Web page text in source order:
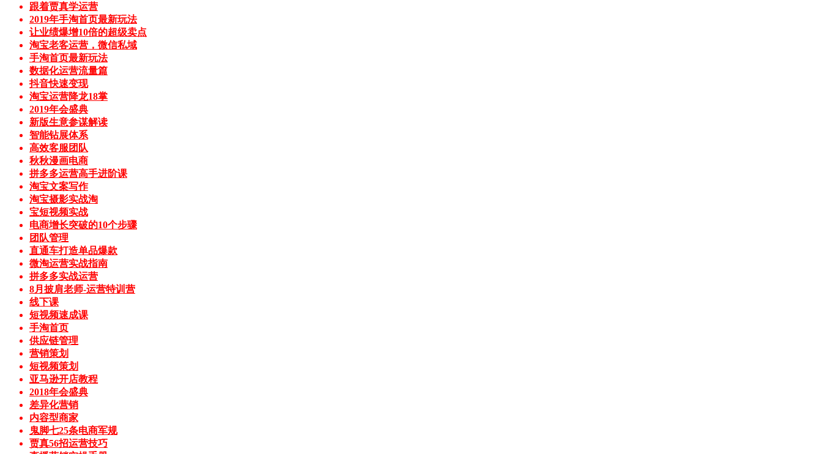
跟着贾真学运营
2019年手淘首页最新玩法
让业绩爆增10倍的超级卖点
淘宝老客运营，微信私域
手淘首页最新玩法
数据化运营流量篇
抖音快速变现
淘宝运营降龙18掌
2019年会盛典
新版生意参谋解读
智能钻展体系
高效客服团队
秋秋漫画电商
拼多多运营高手进阶课
淘宝文案写作
淘宝摄影实战淘
宝短视频实战
电商增长突破的10个步骤
团队管理
直通车打造单品爆款
微淘运营实战指南
拼多多实战运营
8月披肩老师-运营特训营
线下课
短视频速成课
手淘首页
供应链管理
营销策划
短视频策划
亚马逊开店教程
2018年会盛典
差异化营销
内容型商家
鬼脚七25条电商军规
贾真56招运营技巧